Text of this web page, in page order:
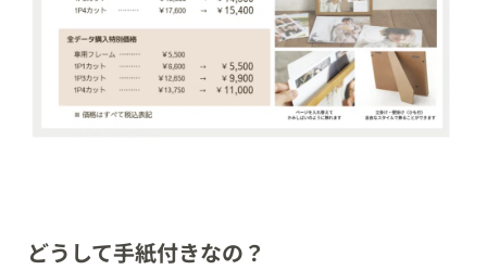
どうして手紙付きなの？